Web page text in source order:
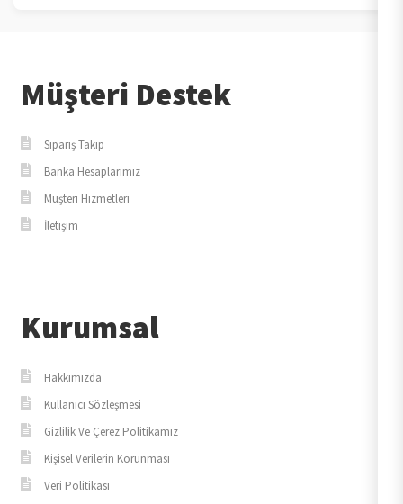
Müşteri Destek
Sipariş Takip
Banka Hesaplarımız
Müşteri Hizmetleri
İletişim
Kurumsal
Hakkımızda
Kullanıcı Sözleşmesi
Gizlilik Ve Çerez Politikamız
Kişisel Verilerin Korunması
Veri Politikası